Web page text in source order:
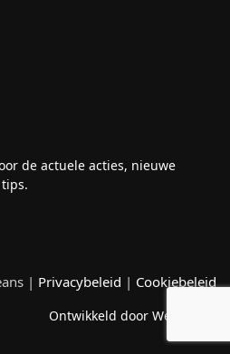
de actuele acties, nieuwe
| Privacybeleid | Cookiebeleid
Ontwikkeld door Webzuiver